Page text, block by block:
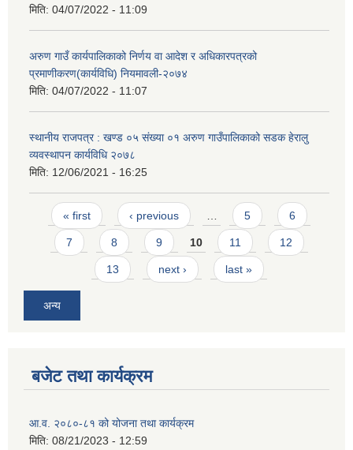
मिति: 04/07/2022 - 11:09
अरुण गाउँ कार्यपालिकाको निर्णय वा आदेश र अधिकारपत्रको
प्रमाणीकरण(कार्यविधि) नियमावली-२०७४
मिति: 04/07/2022 - 11:07
स्थानीय राजपत्र : खण्ड ०५ संख्या ०१ अरुण गाउँपालिकाको सडक हेरालु
व्यवस्थापन कार्यविधि २०७८
मिति: 12/06/2021 - 16:25
Pages
« first ‹ previous 5 6
7 8 9 10 11 12
13 next › last »
अन्य
बजेट तथा कार्यक्रम
आ.व. २०८०-८१ को योजना तथा कार्यक्रम
मिति: 08/21/2023 - 12:59